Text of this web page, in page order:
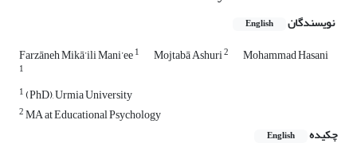
نویسندگان English
Farzāneh Mikā’ili Mani’ee1 Mojtabā Ashuri2 Mohammad Hasani
1
1(PhD), Urmia University
2MA at Educational Psychology
چکیده
English